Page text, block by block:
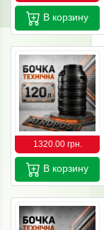
В корзину
1320.00 грн.
В корзину